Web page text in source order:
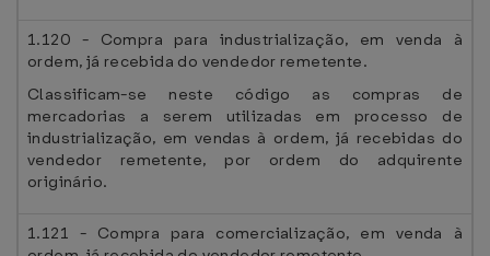
1.120 - Compra para industrialização, em venda à
ordem, já recebida do vendedor remetente.
Classificam-se neste código as compras de
mercadorias a serem utilizadas em processo de
industrialização, em vendas à ordem, já recebidas do
vendedor remetente, por ordem do adquirente
originário.
1.121 - Compra para comercialização, em venda à